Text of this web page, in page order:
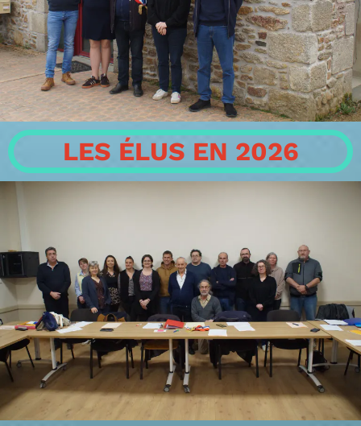
LES ÉLUS EN 2026